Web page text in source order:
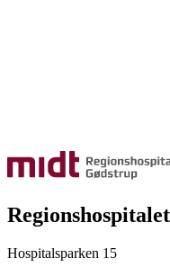
Hospitalsparken 15